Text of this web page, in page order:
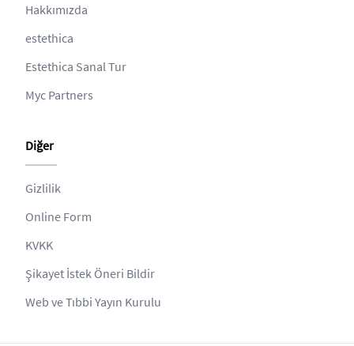
Hakkımızda
estethica
Estethica Sanal Tur
Myc Partners
Diğer
Gizlilik
Online Form
KVKK
Şikayet İstek Öneri Bildir
Web ve Tıbbi Yayın Kurulu